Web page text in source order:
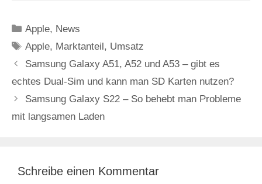
Kategorien
Apple, News
Schlagwörter
Apple, Marktanteil , Umsatz
Samsung Galaxy A51, A52 und A53 – gibt es
echtes Dual-Sim und kann man SD Karten nutzen?
Samsung Galaxy S22 – So behebt man Probleme
mit langsamen Laden
Schreibe einen Kommentar